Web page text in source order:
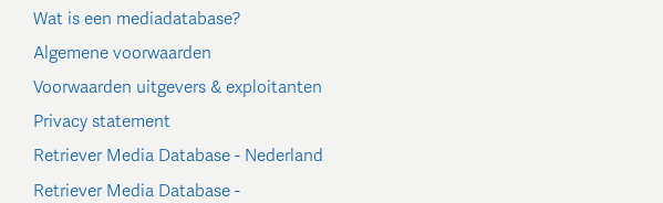
Wat is een mediadatabase?
Algemene voorwaarden
Voorwaarden uitgevers & exploitanten
Privacy statement
Retriever Media Database - Nederland
Retriever Media Database -